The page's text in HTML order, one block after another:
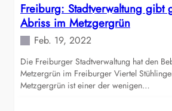
Freiburg: Stadtverwaltung gibt
Abriss im Metzgergrün
Feb. 19, 2022
Die Freiburger Stadtverwaltung hat den
Metzergrün im Freiburger Viertel
Metzgergrün ist einer der wenigen…